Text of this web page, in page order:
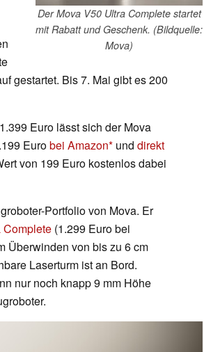
Der Mova V50 Ultra Complete startet
mit Rabatt und Geschenk. (Bildquelle:
Mova)
gestartet. Bis 7. Mai gibt es 200
Euro lässt sich der Mova
Eurobei Amazon und direkt
von 199 Euro kostenlos dabei
Portfolio von Mova. Er
Complete (1.299 Euro bei
Überwinden von bis zu 6 cm
Laserturm ist an Bord.
nur noch knapp 9 mm Höhe